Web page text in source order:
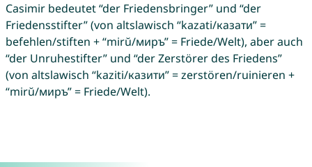
Casimir bedeutet “der Friedensbringer” und “der
Friedensstifter” (von altslawisch “kazati/казати” =
befehlen/stiften + “mirŭ/миръ” = Friede/Welt), aber auch
“der Unruhestifter” und “der Zerstörer des Friedens”
(von altslawisch “kaziti/казити” = zerstören/ruinieren +
“mirŭ/миръ” = Friede/Welt).